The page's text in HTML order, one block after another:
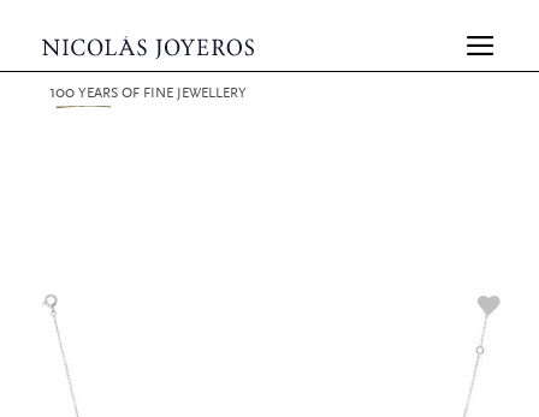
100 YEARS OF FINE JEWELLERY